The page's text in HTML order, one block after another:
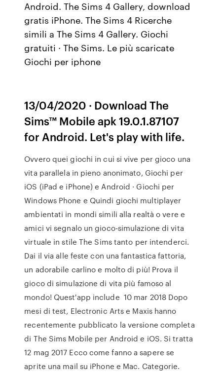
Android. The Sims 4 Gallery, download
gratis iPhone. The Sims 4 Ricerche
simili a The Sims 4 Gallery. Giochi
gratuiti · The Sims. Le più scaricate
Giochi per iphone
13/04/2020 · Download The
Sims™ Mobile apk 19.0.1.87107
for Android. Let's play with life.
Ovvero quei giochi in cui si vive per gioco una
vita parallela in pieno anonimato, Giochi per
iOS (iPad e iPhone) e Android · Giochi per
Windows Phone e Quindi giochi multiplayer
ambientati in mondi simili alla realtà o vere e
amici vi segnalo un gioco-simulazione di vita
virtuale in stile The Sims tanto per intenderci.
Dai il via alle feste con una fantastica fattoria,
un adorabile carlino e molto di più! Prova il
gioco di simulazione di vita più famoso al
mondo! Quest'app include 10 mar 2018 Dopo
mesi di test, Electronic Arts e Maxis hanno
recentemente pubblicato la versione completa
di The Sims Mobile per Android e iOS. Si tratta
12 mag 2017 Ecco come fanno a sapere se
aprite una mail su iPhone e Mac. Categorie.